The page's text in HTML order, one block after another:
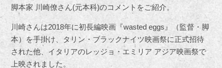
脚本家 川崎僚さん(元本科)のコメントをご紹介。
川崎さんは2018年に初長編映画『wasted eggs』（監督・脚
本）を手掛け、タリン・ブラックナイツ映画祭に正式招待
された他、イタリアのレッジョ・エミリア アジア映画祭で
上映されました。